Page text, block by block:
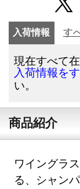
入荷情報 す
現在すべて
入荷情報を
い。
商品紹介
ワイングラ
る、シャン